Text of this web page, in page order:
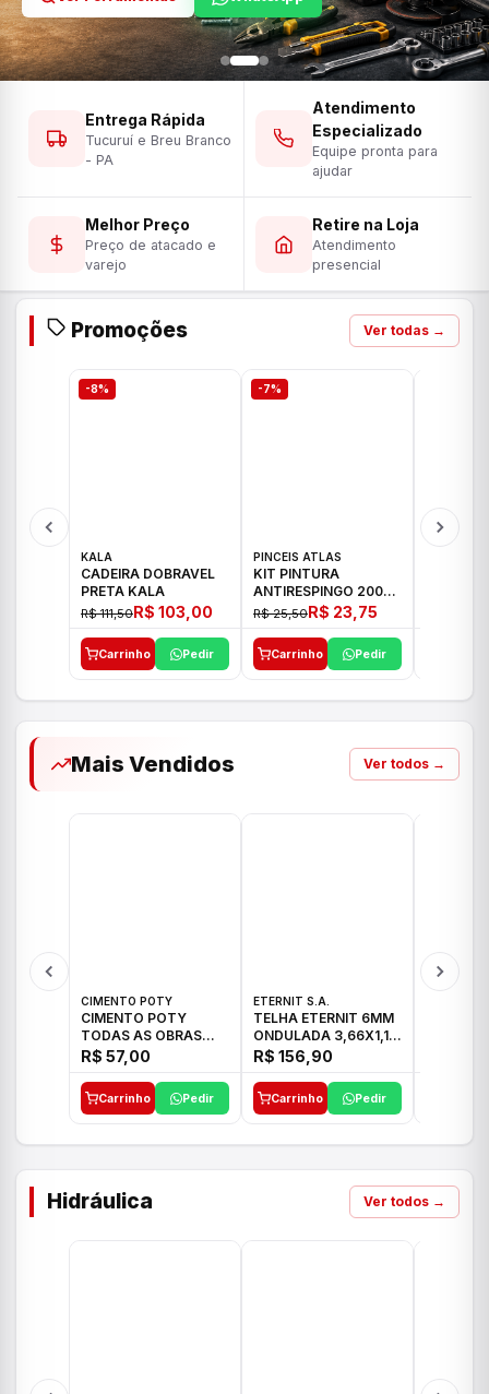
Entrega Rápida
Tucuruí e Breu Branco
- PA
Atendimento
Especializado
Equipe pronta para
ajudar
Melhor Preço
Preço de atacado e
varejo
Retire na Loja
Atendimento
presencial
Promoções Ver todas →
-8%
KALA
CADEIRA DOBRAVEL
PRETA KALA
R$ 111,50R$ 103,00
Carrinho Pedir
-7%
PINCEIS ATLAS
KIT PINTURA
ANTIRESPINGO 2003
ATLAS 03 PCS
R$ 25,50R$ 23,75
Carrinho Pedir
Mais Vendidos Ver todos →
CIMENTO POTY
CIMENTO POTY
TODAS AS OBRAS
50KG CP-II F/32
R$ 57,00
Carrinho Pedir
ETERNIT S.A.
TELHA ETERNIT 6MM
ONDULADA 3,66X1,10
48,80KG
R$ 156,90
Carrinho Pedir
Hidráulica Ver todos →